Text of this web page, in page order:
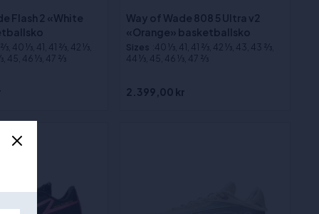
Flash 2 «White
40 1⁄3, 41, 41 2⁄3, 42 1⁄3,
45, 46 1⁄3, 47 2⁄3
Way of Wade 808 5 Ultra v2
«Orange» basketballsko
Sizes :40 1⁄3, 41, 41 2⁄3, 42 1⁄3, 43, 43 2⁄3,
44 1⁄3, 45, 46 1⁄3, 47 2⁄3
2.399,00 kr